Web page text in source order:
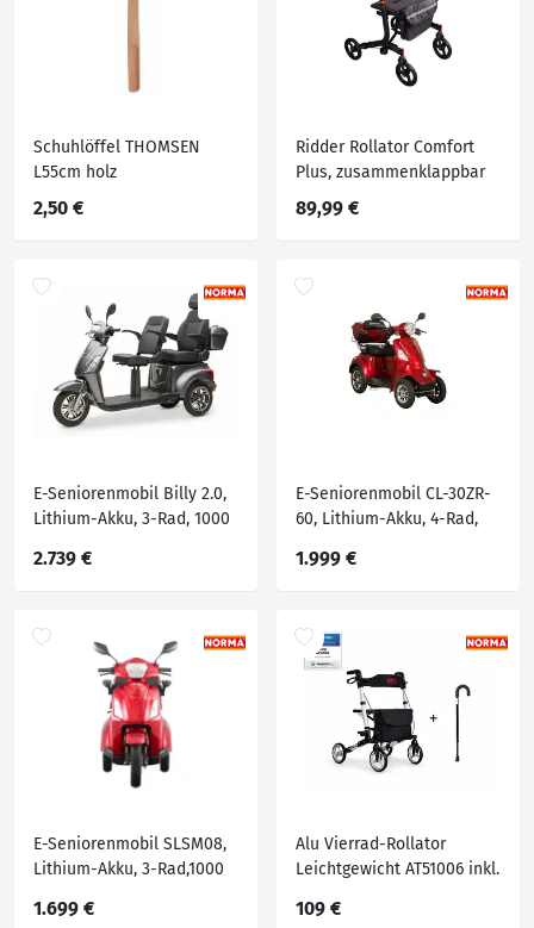
Schuhlöffel THOMSEN
L55cm holz
2,50 €
Ridder Rollator Comfort
Plus, zusammenklappbar
89,99 €
E-Seniorenmobil Billy 2.0,
Lithium-Akku, 3-Rad, 1000
2.739 €
E-Seniorenmobil CL-30ZR-
60, Lithium-Akku, 4-Rad,
1.999 €
E-Seniorenmobil SLSM08,
Lithium-Akku, 3-Rad,1000
1.699 €
Alu Vierrad-Rollator
Leichtgewicht AT51006 inkl.
109 €